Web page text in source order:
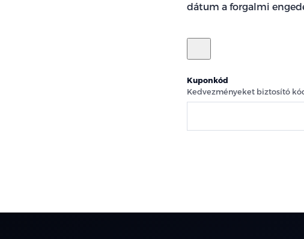
dátum a forgalmi
Kuponkód
Kedvezményeket biztosító